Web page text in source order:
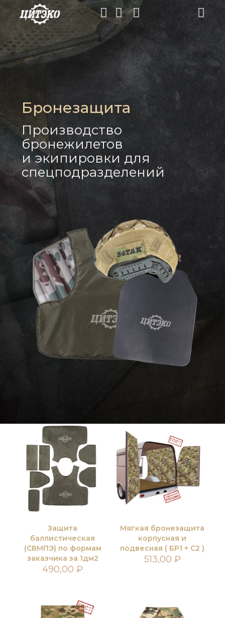
Бронезащита
Производство
бронежилетов
и экипировки для
спецподразделений
Защита
баллистическая
(СВМПЭ) по формам
заказчика за 1дм2
490,00₽
Мягкая бронезащита
корпусная и
подвесная ( БР1 + С2 )
513,00 ₽